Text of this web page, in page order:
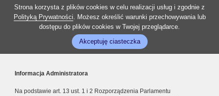
Strona korzysta z plików cookies w celu realizacji usług i zgodnie z
Polityką Prywatności. Możesz określić warunki przechowywania lub
dostępu do plików cookies w Twojej przeglądarce.
Akceptuję ciasteczka
Informacja Administratora
Na podstawie art. 13 ust. 1 i 2 Rozporządzenia Parlamentu